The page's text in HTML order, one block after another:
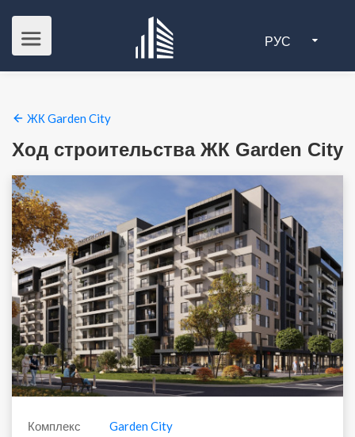
РУС
ЖК Garden City
Ход строительства ЖК Garden City
Комплекс
Garden City